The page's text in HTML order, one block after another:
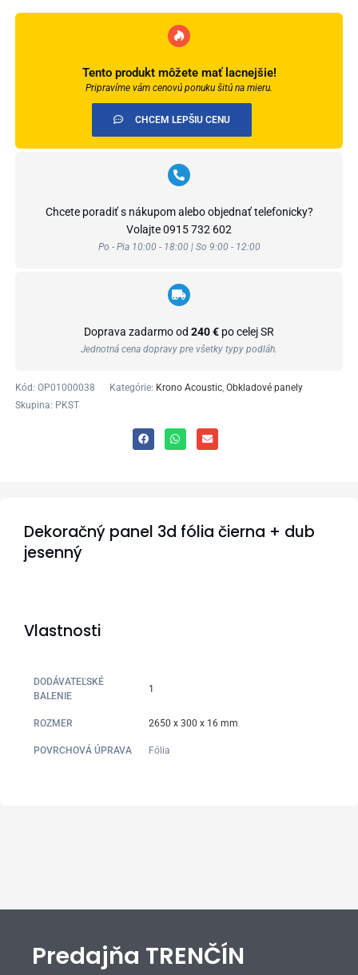
Tento produkt môžete mať lacnejšie!
Pripravíme vám cenovú ponuku šitú na mieru.
CHCEM LEPŠIU CENU
Chcete poradiť s nákupom alebo objednať telefonicky?
Volajte0915 732 602
Po - Pia 10:00 - 18:00 | So 9:00 - 12:00
Doprava zadarmo od 240 € po celej SR
Jednotná cena dopravy pre všetky typy podláh.
Kód: OP01000038 Kategórie: Krono Acoustic, Obkladové panely
Skupina: PKST
Dekoračný panel 3d fólia čierna + dub
jesenný
Vlastnosti
DODÁVATEĽSKÉ
BALENIE
1
ROZMER 2650 x 300 x 16 mm
POVRCHOVÁ ÚPRAVA Fólia
Predajňa TRENČÍN